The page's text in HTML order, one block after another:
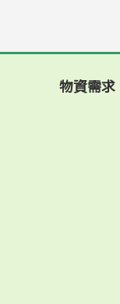
物資需求